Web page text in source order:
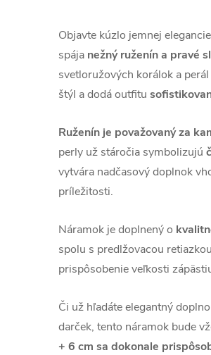
Objavte kúzlo jemnej
spája nežný ruženín a pravé
svetloružových korálok a
štýl a dodá outfitu
Ruženín je považovaný za
perly už stáročia symbolizujú
vytvára nadčasový doplnok
príležitosti.
Náramok je doplnený o
spolu s predlžovacou
prispôsobenie veľkosti
Či už hľadáte elegantný
darček, tento náramok bude
+ 6 cm sa dokonale